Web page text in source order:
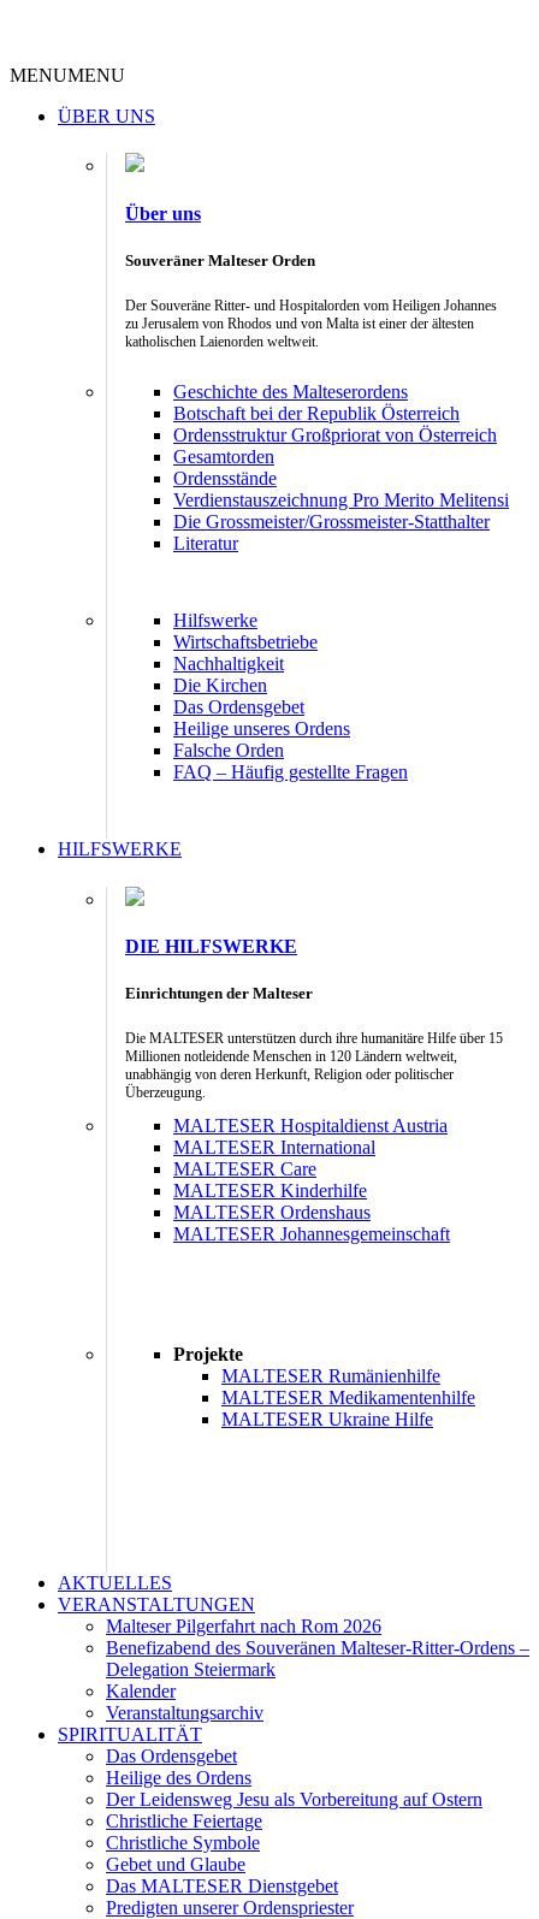
MENUMENU
ÜBER UNS
Über uns
Souveräner Malteser Orden
Der Souveräne Ritter- und Hospitalorden vom Heiligen Johannes
zu Jerusalem von Rhodos und von Malta ist einer der ältesten
katholischen Laienorden weltweit.
Geschichte des Malteserordens
Botschaft bei der Republik Österreich
Ordensstruktur Großpriorat von Österreich
Gesamtorden
Ordensstände
Verdienstauszeichnung Pro Merito Melitensi
Die Grossmeister/Grossmeister-Statthalter
Literatur
Hilfswerke
Wirtschaftsbetriebe
Nachhaltigkeit
Die Kirchen
Das Ordensgebet
Heilige unseres Ordens
Falsche Orden
FAQ – Häufig gestellte Fragen
HILFSWERKE
DIE HILFSWERKE
Einrichtungen der Malteser
Die MALTESER unterstützen durch ihre humanitäre Hilfe über 15
Millionen notleidende Menschen in 120 Ländern weltweit,
unabhängig von deren Herkunft, Religion oder politischer
Überzeugung.
MALTESER Hospitaldienst Austria
MALTESER International
MALTESER Care
MALTESER Kinderhilfe
MALTESER Ordenshaus
MALTESER Johannesgemeinschaft
Projekte
MALTESER Rumänienhilfe
MALTESER Medikamentenhilfe
MALTESER Ukraine Hilfe
AKTUELLES
VERANSTALTUNGEN
Malteser Pilgerfahrt nach Rom 2026
Benefizabend des Souveränen Malteser-Ritter-Ordens –
Delegation Steiermark
Kalender
Veranstaltungsarchiv
SPIRITUALITÄT
Das Ordensgebet
Heilige des Ordens
Der Leidensweg Jesu als Vorbereitung auf Ostern
Christliche Feiertage
Christliche Symbole
Gebet und Glaube
Das MALTESER Dienstgebet
Predigten unserer Ordenspriester